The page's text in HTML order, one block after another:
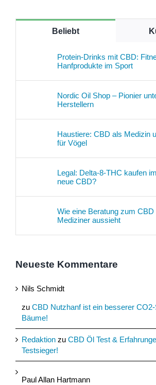
Beliebt
Protein-Drinks mit CBD:
Hanfprodukte im Sport
Nordic Oil Shop – Pionier
Herstellern
Haustiere: CBD als Medizin
für Vögel
Legal: Delta-8-THC kaufen
neue CBD?
Wie eine Beratung zum CBD
Mediziner aussieht
Neueste Kommentare
Nils Schmidt
zu CBD Nutzhanf ist ein besserer
Bäume!
Redaktion zu CBD Öl Test &
Testsieger!
Paul Allan Hartmann